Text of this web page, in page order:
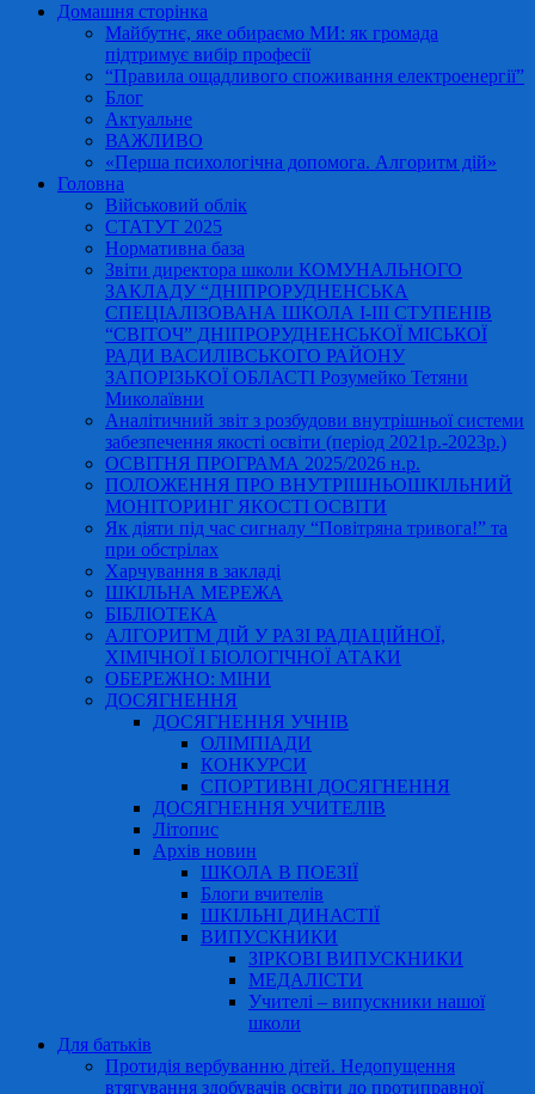
Домашня сторінка
Майбутнє, яке обираємо МИ: як громада
підтримує вибір професії
“Правила ощадливого споживання електроенергії”
Блог
Актуальне
ВАЖЛИВО
«Перша психологічна допомога. Алгоритм дій»
Головна
Військовий облік
СТАТУТ 2025
Нормативна база
Звіти директора школи КОМУНАЛЬНОГО
ЗАКЛАДУ “ДНІПРОРУДНЕНСЬКА
СПЕЦІАЛІЗОВАНА ШКОЛА І-ІІІ СТУПЕНІВ
“СВІТОЧ” ДНІПРОРУДНЕНСЬКОЇ МІСЬКОЇ
РАДИ ВАСИЛІВСЬКОГО РАЙОНУ
ЗАПОРІЗЬКОЇ ОБЛАСТІ Розумейко Тетяни
Миколаївни
Аналітичний звіт з розбудови внутрішньої системи
забезпечення якості освіти (період 2021р.-2023р.)
ОСВІТНЯ ПРОГРАМА 2025/2026 н.р.
ПОЛОЖЕННЯ ПРО ВНУТРІШНЬОШКІЛЬНИЙ
МОНІТОРИНГ ЯКОСТІ ОСВІТИ
Як діяти під час сигналу “Повітряна тривога!” та
при обстрілах
Харчування в закладі
ШКІЛЬНА МЕРЕЖА
БІБЛІОТЕКА
АЛГОРИТМ ДІЙ У РАЗІ РАДІАЦІЙНОЇ,
ХІМІЧНОЇ І БІОЛОГІЧНОЇ АТАКИ
ОБЕРЕЖНО: МІНИ
ДОСЯГНЕННЯ
ДОСЯГНЕННЯ УЧНІВ
ОЛІМПІАДИ
КОНКУРСИ
СПОРТИВНІ ДОСЯГНЕННЯ
ДОСЯГНЕННЯ УЧИТЕЛІВ
Літопис
Архів новин
ШКОЛА В ПОЕЗІЇ
Блоги вчителів
ШКІЛЬНІ ДИНАСТІЇ
ВИПУСКНИКИ
ЗІРКОВІ ВИПУСКНИКИ
МЕДАЛІСТИ
Учителі – випускники нашої
школи
Для батьків
Протидія вербуванню дітей. Недопущення
втягування здобувачів освіти до протиправної